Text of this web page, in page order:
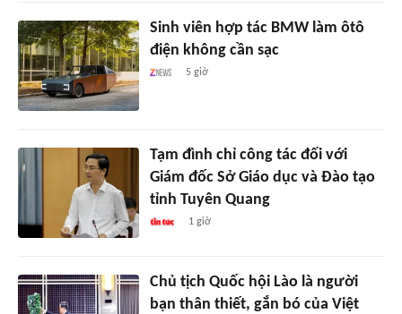
Sinh viên hợp tác BMW làm ôtô
điện không cần sạc
5 giờ
Tạm đình chỉ công tác đối với
Giám đốc Sở Giáo dục và Đào tạo
tỉnh Tuyên Quang
1 giờ
Chủ tịch Quốc hội Lào là người
bạn thân thiết, gắn bó của Việt